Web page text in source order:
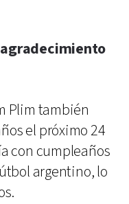
Plim también
el próximo 24
con cumpleaños
argentino, lo